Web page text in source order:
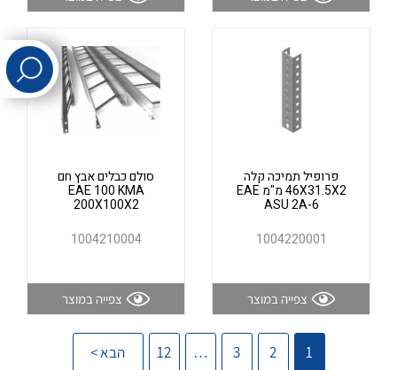
לכל מוצרי היצרן לכל מוצרי היצרן
פרופיל תמיכה קלה
46X31.5X2 מ"מ EAE
ASU 2A-6
1004220001
צפייה במוצר
סולם כבלים אבץ חם
EAE 100 KMA
200X100X2
1004210004
צפייה במוצר
1
2
3
…
12 הבא >